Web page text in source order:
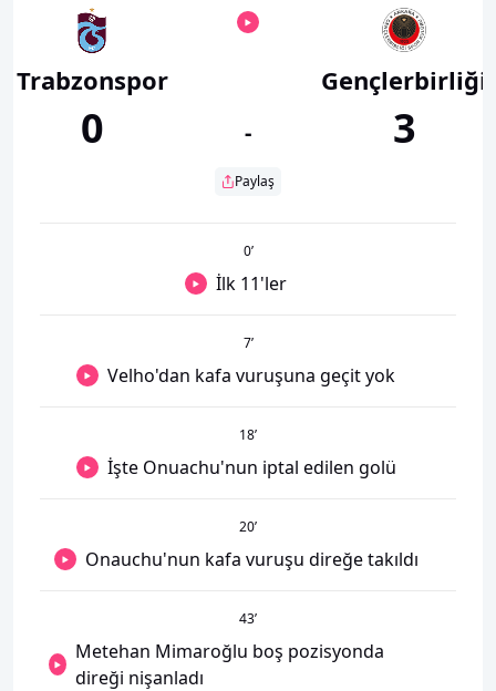
Trabzonspor
0 -
Paylaş
Gençlerbirliği
3
0’
İlk 11'ler
7’
Velho'dan kafa vuruşuna geçit yok
18’
İşte Onuachu'nun iptal edilen golü
20’
Onauchu'nun kafa vuruşu direğe takıldı
43’
Metehan Mimaroğlu boş pozisyonda
direği nişanladı